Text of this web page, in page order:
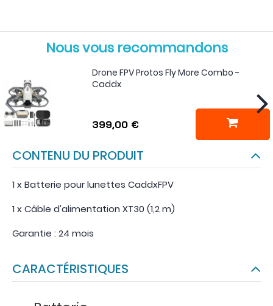
Nous vous recommandons
Drone FPV Protos Fly More Combo -
Caddx
399,00 €
CONTENU DU PRODUIT
1 x Batterie pour lunettes CaddxFPV
1 x Câble d'alimentation XT30 (1,2 m)
Garantie : 24 mois
CARACTÉRISTIQUES